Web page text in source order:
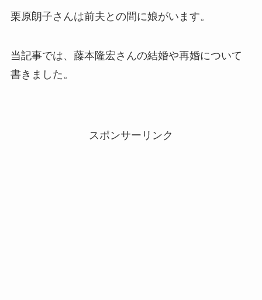
栗原朗子さんは前夫との間に娘がいます。
当記事では、藤本隆宏さんの結婚や再婚について
書きました。
スポンサーリンク